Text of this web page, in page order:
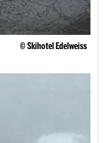
© Skihotel Edelweiss